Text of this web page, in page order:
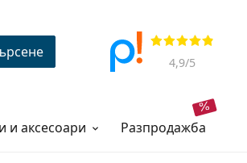
Прегледи
4,9/5
и аксесоари разпродажба